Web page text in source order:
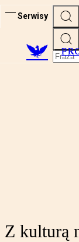
Serwisy
Z kulturą